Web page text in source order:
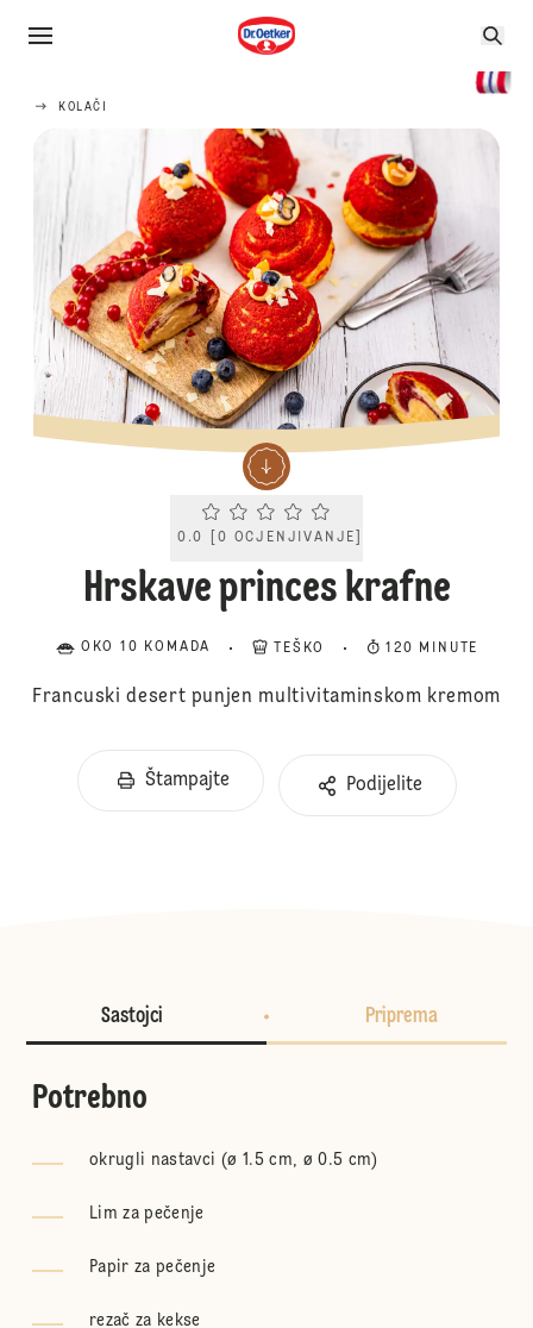
KOLAČI
Current rating 0.0. Click to rate.
0.0 [0 OCJENJIVANJE
Hrskave princes krafne
OKO 10 KOMADA TEŠKO 120 MINUTE
Francuski desert punjen multivitaminskom kremom
Štampajte Podijelite
Sastojci Priprema
Potrebno
okrugli nastavci (ø 1.5 cm, ø 0.5 cm)
Lim za pečenje
Papir za pečenje
rezač za kekse